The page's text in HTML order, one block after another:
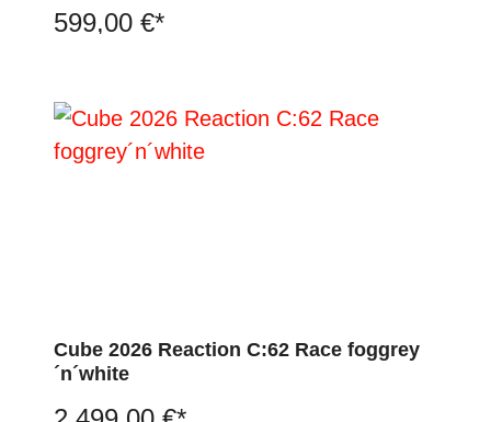
599,00 €*
Cube 2026 Reaction C:62 Race foggrey
´n´white